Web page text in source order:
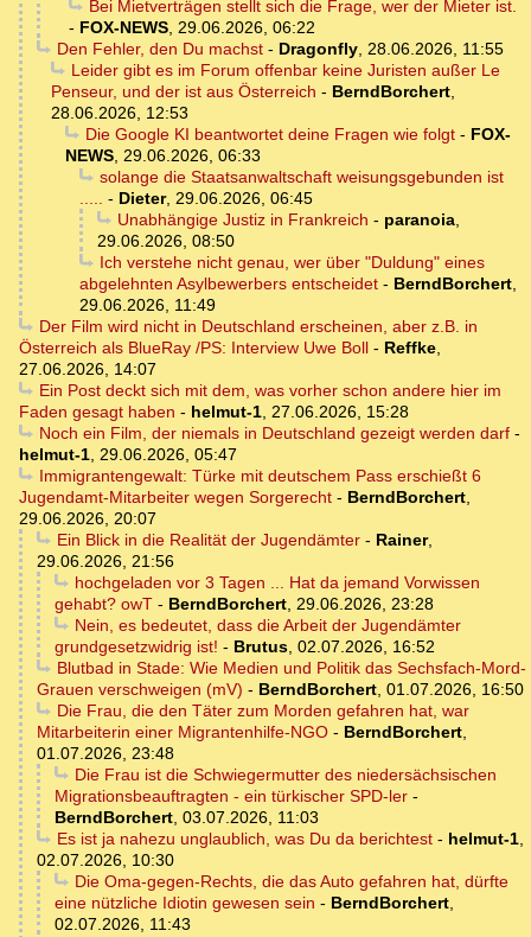
Bei Mietverträgen stellt sich die Frage, wer der Mieter ist.
- FOX-NEWS 29.06.2026, 06:22
Den Fehler, den Du machst- Dragonfly, 28.06.2026, 11:55
Leider gibt es im Forum offenbar keine Juristen außer Le
Penseur, und der ist aus Österreich - BerndBorchert
28.06.2026, 12:53
Die Google KI beantwortet deine Fragen wie folgt- FOX-
NEWS 29.06.2026, 06:33
solange die Staatsanwaltschaft weisungsgebunden ist
- Dieter, 29.06.2026, 06:45
Unabhängige Justiz in Frankreich - paranoia,
29.06.2026, 08:50
Ich verstehe nicht genau, wer über "Duldung" eines
abgelehnten Asylbewerbers entscheidet - BerndBorchert
29.06.2026, 11:49
Der Film wird nicht in Deutschland erscheinen, aber z.B. in
Österreich als BlueRay /PS: Interview Uwe Boll - Reffke
27.06.2026, 14:07
Ein Post deckt sich mit dem, was vorher schon andere hier im
Faden gesagt haben - helmut-1 27.06.2026, 15:28
Noch ein Film, der niemals in Deutschland gezeigt werden darf-
helmut-1 29.06.2026, 05:47
Immigrantengewalt: Türke mit deutschem Pass erschießt 6
Jugendamt-Mitarbeiter wegen Sorgerecht - BerndBorchert
29.06.2026, 20:07
Ein Blick in die Realität der Jugendämter- Rainer,
29.06.2026, 21:56
hochgeladen vor 3 Tagen ... Hat da jemand Vorwissen
gehabt? owT - BerndBorchert 29.06.2026, 23:28
Nein, es bedeutet, dass die Arbeit der Jugendämter
grundgesetzwidrig ist! - Brutus 02.07.2026, 16:52
Blutbad in Stade: Wie Medien und Politik das Sechsfach-Mord-
Grauen verschweigen (mV) - BerndBorchert 01.07.2026, 16:50
Die Frau, die den Täter zum Morden gefahren hat, war
Mitarbeiterin einer Migrantenhilfe-NGO - BerndBorchert
01.07.2026, 23:48
Die Frau ist die Schwiegermutter des niedersächsischen
Migrationsbeauftragten - ein türkischer SPD-ler -
BerndBorchert 03.07.2026, 11:03
Es ist ja nahezu unglaublich, was Du da berichtest- helmut-1,
02.07.2026, 10:30
Die Oma-gegen-Rechts, die das Auto gefahren hat, dürfte
eine nützliche Idiotin gewesen sein - BerndBorchert
02.07.2026, 11:43